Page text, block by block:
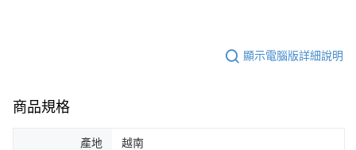
顯示電腦版詳細說明
商品規格
產地 越南